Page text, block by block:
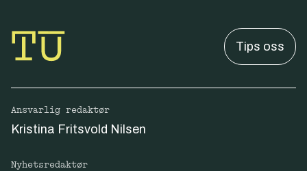
Tips oss
Ansvarlig redaktør
Kristina Fritsvold Nilsen
Nyhetsredaktør